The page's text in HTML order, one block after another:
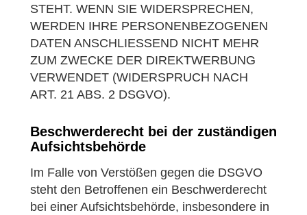
STEHT. WENN SIE WIDERSPRECHEN,
WERDEN IHRE PERSONENBEZOGENEN
DATEN ANSCHLIESSEND NICHT MEHR
ZUM ZWECKE DER DIREKTWERBUNG
VERWENDET (WIDERSPRUCH NACH
ART. 21 ABS. 2 DSGVO).
Beschwerde­recht bei der zuständigen
Aufsichts­behörde
Im Falle von Verstößen gegen die DSGVO
steht den Betroffenen ein Beschwerderecht
bei einer Aufsichtsbehörde, insbesondere in